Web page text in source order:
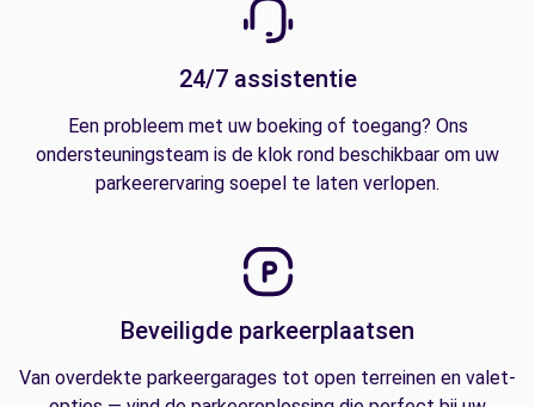
24/7 assistentie
Een probleem met uw boeking of toegang? Ons
ondersteuningsteam is de klok rond beschikbaar om uw
parkeerervaring soepel te laten verlopen.
Beveiligde parkeerplaatsen
Van overdekte parkeergarages tot open terreinen en valet-